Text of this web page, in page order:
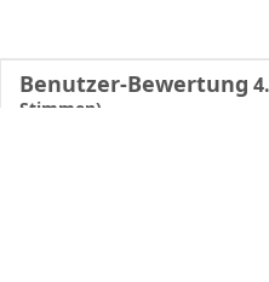
Benutzer-Bewertung
Stimmen)